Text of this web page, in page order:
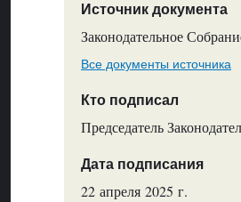
Источник документа
Законодательное
Все документы источника
Кто подписал
Председатель
Дата подписания
22 апреля 2025 г.